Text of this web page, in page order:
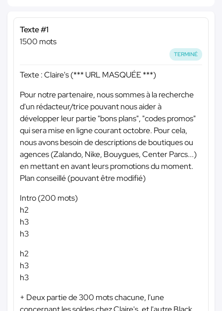
Texte #1
1500 mots
TERMINÉ
Texte : Claire's (*** URL MASQUÉE ***)
Pour notre partenaire, nous sommes à la recherche
d'un rédacteur/trice pouvant nous aider à
développer leur partie "bons plans", "codes promos"
qui sera mise en ligne courant octobre. Pour cela,
nous avons besoin de descriptions de boutiques ou
agences (Zalando, Nike, Bouygues, Center Parcs...)
en mettant en avant leurs promotions du moment.
Plan conseillé (pouvant être modifié)
Intro (200 mots)
h2
h3
h3
h2
h3
h3
+ Deux partie de 300 mots chacune, l'une